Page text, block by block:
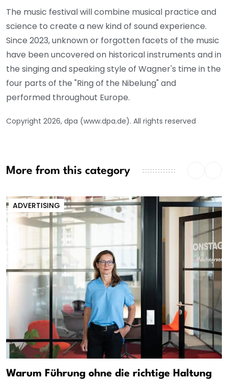
The music festival will combine musical practice and
science to create a new kind of sound experience.
Since 2023, unknown or forgotten facets of the music
have been uncovered on historical instruments and in
the singing and speaking style of Wagner's time in the
four parts of the "Ring of the Nibelung" and
performed throughout Europe.
Copyright 2026, dpa (www.dpa.de). All rights reserved
More from this category
ADVERTISING
Warum Führung ohne die richtige Haltung